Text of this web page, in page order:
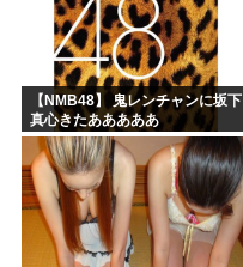
【NMB48】 鬼レンチャンに坂下
真心きたあああああ